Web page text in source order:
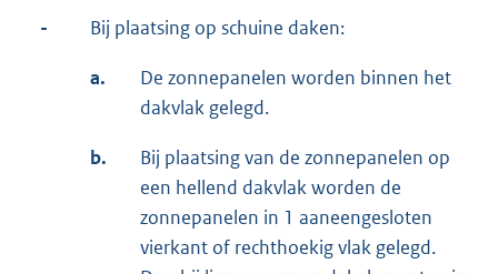
- Bij plaatsing op schuine daken:
a.
De zonnepanelen worden binnen het
dakvlak gelegd.
b.
Bij plaatsing van de zonnepanelen op
een hellend dakvlak worden de
zonnepanelen in 1 aaneengesloten
vierkant of rechthoekig vlak gelegd.